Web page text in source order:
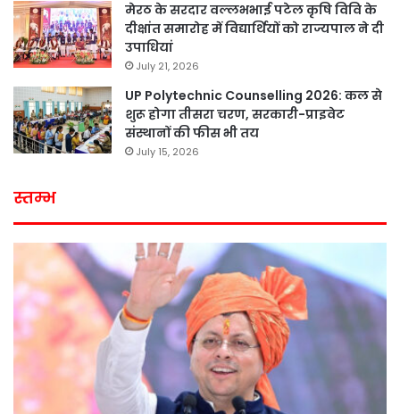
मेरठ के सरदार वल्लभभाई पटेल कृषि विवि के
दीक्षांत समारोह में विद्यार्थियों को राज्यपाल ने दी
उपाधियां
July 21, 2026
UP Polytechnic Counselling 2026: कल से
शुरू होगा तीसरा चरण, सरकारी-प्राइवेट
संस्थानों की फीस भी तय
July 15, 2026
स्तम्भ